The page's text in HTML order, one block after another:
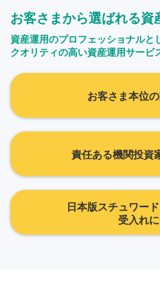
お客さまから選ばれる資
資産運用のプロフェッショナルと
クオリティの高い資産運用サービ
お客さま本位
責任ある機関投資
日本版スチュワー
受入れ